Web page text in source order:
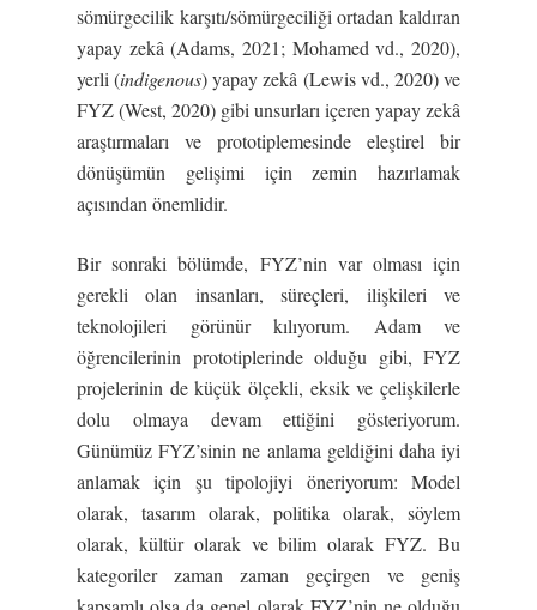
sömürgecilik karşıtı/sömürgeciliği ortadan kaldıran
yapay zekâ (Adams, 2021; Mohamed vd., 2020),
yerli (indigenous) yapay zekâ (Lewis vd., 2020) ve
FYZ (West, 2020) gibi unsurları içeren yapay zekâ
araştırmaları ve prototiplemesinde eleştirel bir
dönüşümün gelişimi için zemin hazırlamak
açısından önemlidir.
Bir sonraki bölümde, FYZ’nin var olması için
gerekli olan insanları, süreçleri, ilişkileri ve
teknolojileri görünür kılıyorum. Adam ve
öğrencilerinin prototiplerinde olduğu gibi, FYZ
projelerinin de küçük ölçekli, eksik ve çelişkilerle
dolu olmaya devam ettiğini gösteriyorum.
Günümüz FYZ’sinin ne anlama geldiğini daha iyi
anlamak için şu tipolojiyi öneriyorum: Model
olarak, tasarım olarak, politika olarak, söylem
olarak, kültür olarak ve bilim olarak FYZ. Bu
kategoriler zaman zaman geçirgen ve geniş